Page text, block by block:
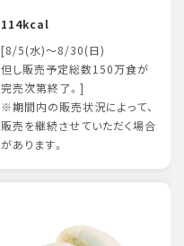
114kcal
[8/5(水)～8/30(日)
但し販売予定総数150万食が
完売次第終了。]
※期間内の販売状況によって、
販売を継続させていただく場合
があります。